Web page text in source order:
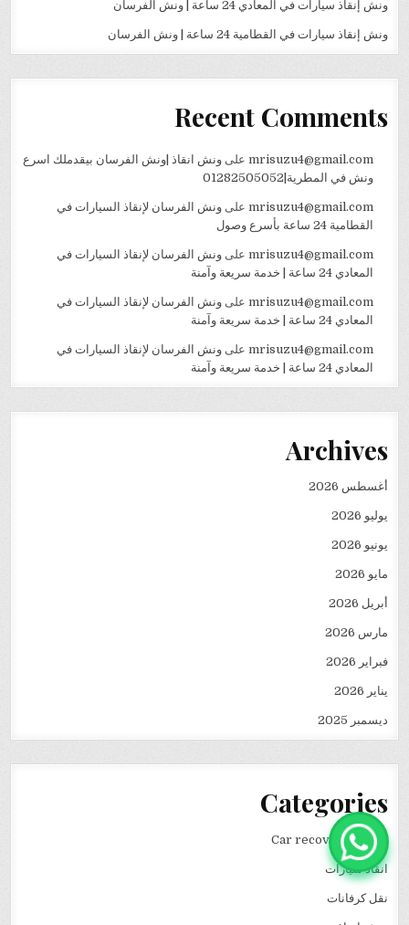
ونش إنقاذ سيارات في المعادي 24 ساعة | ونش الفرسان
ونش إنقاذ سيارات في القطامية 24 ساعة | ونش الفرسان
Recent Comments
mrisuzu4@gmail.comعلى ونش انقاذ |ونش الفرسان بيقدملك اسرع
ونش في المطرية|01282505052
mrisuzu4@gmail.comعلى ونش الفرسان لإنقاذ السيارات في
القطامية 24 ساعة بأسرع وصول
mrisuzu4@gmail.comعلى ونش الفرسان لإنقاذ السيارات في
المعادي 24 ساعة | خدمة سريعة وآمنة
mrisuzu4@gmail.comعلى ونش الفرسان لإنقاذ السيارات في
المعادي 24 ساعة | خدمة سريعة وآمنة
mrisuzu4@gmail.comعلى ونش الفرسان لإنقاذ السيارات في
المعادي 24 ساعة | خدمة سريعة وآمنة
Archives
أغسطس 2026
يوليو 2026
يونيو 2026
مايو 2026
أبريل 2026
مارس 2026
فبراير 2026
يناير 2026
ديسمبر 2025
Categories
Car recovery winch
انقاذ سيارات
نقل كرفانات